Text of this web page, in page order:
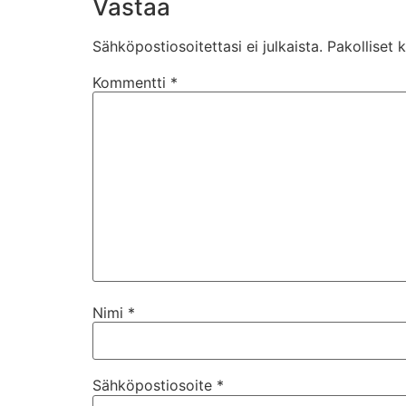
Vastaa
Sähköpostiosoitettasi ei julkaista. Pakolliset
Kommentti *
Nimi *
Sähköpostiosoite *